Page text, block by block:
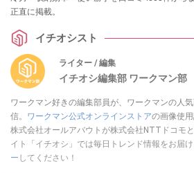
正直に掲載。
イチオシスト
ライター / 編集
イチオシ編集部 ワークマン部
ワークマン好きの編集部員が、ワークマンの人
信。 ワークマン公式オンラインストアの画像使
株式会社オールアバウトが株式会社NTTドコモ
イト「イチオシ」では毎日トレンド情報をお届け
ー してください！